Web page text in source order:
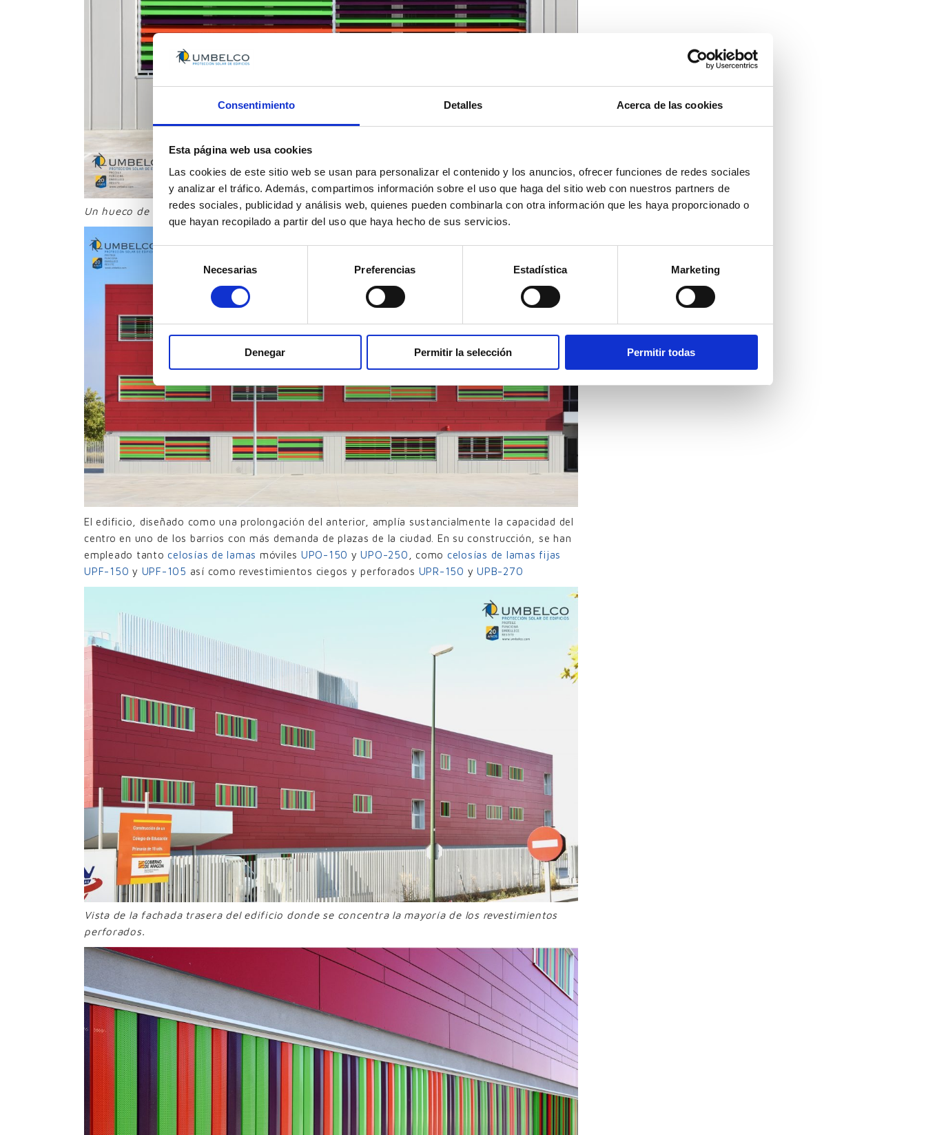
Consentimiento Detalles Acerca de las cookies
Esta página web usa cookies
Las cookies de este sitio web se usan para personalizar el contenido y los anuncios, ofrecer funciones de redes sociales
y analizar el tráfico. Además, compartimos información sobre el uso que haga del sitio web con nuestros partners de
redes sociales, publicidad y análisis web, quienes pueden combinarla con otra información que les haya proporcionado o
que hayan recopilado a partir del uso que haya hecho de sus servicios.
Selección
consentimiento
Necesarias Preferencias Estadística Marketing
Denegar Permitir la selección Permitir todas
Un hueco de UPO-150 en dos paños de gran longitud.
El edificio, diseñado como una prolongación del anterior, amplía sustancialmente la capacidad del
centro en uno de los barrios con más demanda de plazas de la ciudad. En su construcción, se han
empleado tanto celosías de lamas móviles UPO-150 yUPO-250 , como celosías de lamas fijas
UPF-150 y UPF-105 así como revestimientos ciegos y perforados UPR-150 y UPB-270
Vista de la fachada trasera del edificio donde se concentra la mayoría de los revestimientos
perforados.